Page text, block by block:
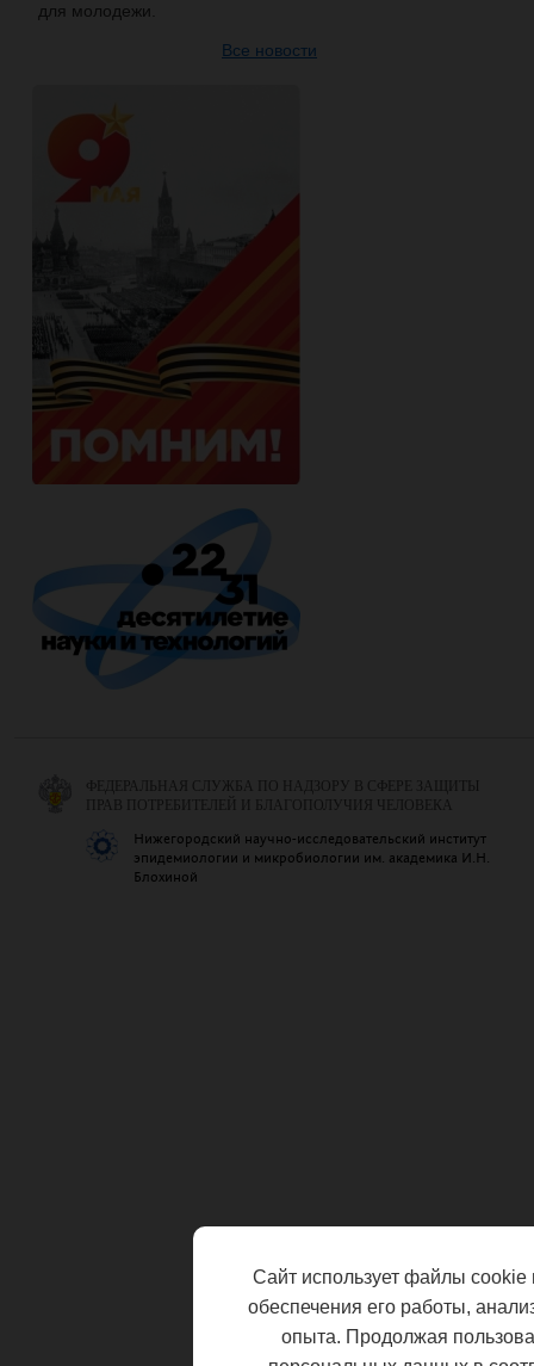
для молодежи.
Все новости
ФЕДЕРАЛЬНАЯ СЛУЖБА ПО НАДЗОРУ В СФЕРЕ ЗАЩИТЫ
ПРАВ ПОТРЕБИТЕЛЕЙ И БЛАГОПОЛУЧИЯ ЧЕЛОВЕКА
Нижегородский научно-исследовательский институт
эпидемиологии и микробиологии им. академика И.Н.
Блохиной
Сайт использует файлы cookie
обеспечения его работы,
опыта. Продолжая